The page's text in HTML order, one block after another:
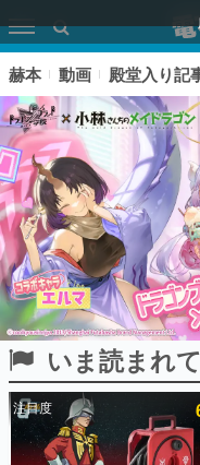
ピックア
電ファミのいま読まれて
赫本 動画 殿堂入り記
いま読まれ
注目度